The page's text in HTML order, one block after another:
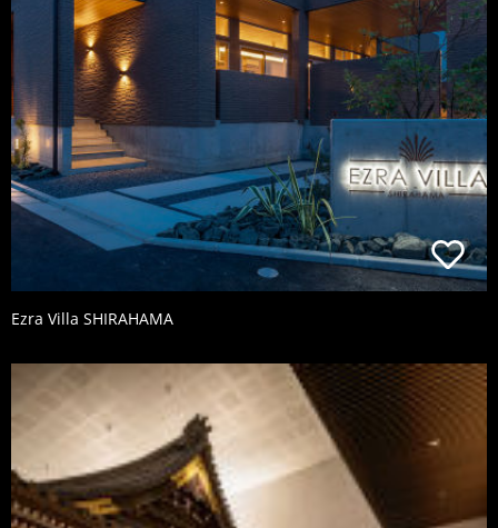
Ezra Villa SHIRAHAMA